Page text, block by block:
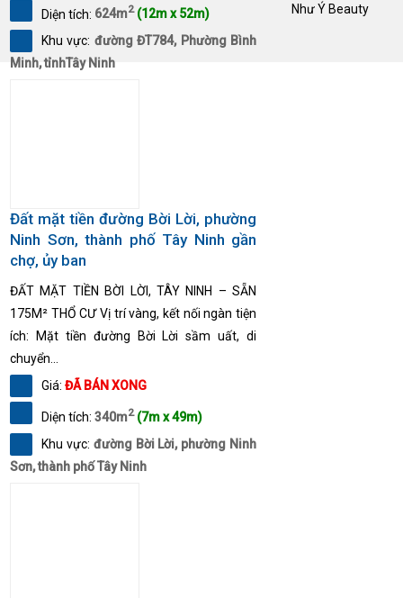
Diện tích: 624m2 (12m x 52m)
Khu vực: đường ĐT784, Phường Bình
Minh, tỉnhTây Ninh
Đất mặt tiền đường Bời Lời, phường
Ninh Sơn, thành phố Tây Ninh gần
chợ, ủy ban
ĐẤT MẶT TIỀN BỜI LỜI, TÂY NINH – SẴN
175M² THỔ CƯ Vị trí vàng, kết nối ngàn tiện
ích: Mặt tiền đường Bời Lời sầm uất, di
chuyển...
Giá: ĐÃ BÁN XONG
Diện tích: 340m2 (7m x 49m)
Khu vực: đường Bời Lời, phường Ninh
Sơn, thành phố Tây Ninh
Như Ý Beauty